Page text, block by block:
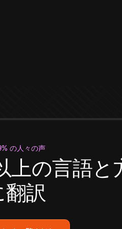
の人々の声
上の言語と
訳